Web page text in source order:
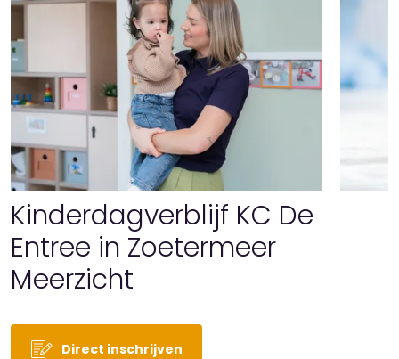
Kinderdagverblijf KC De
Entree in Zoetermeer
Meerzicht
Direct inschrijven